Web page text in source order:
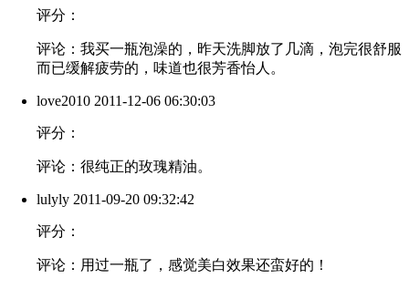
评分：
评论：我买一瓶泡澡的，昨天洗脚放了几滴，泡完很舒服
而已缓解疲劳的，味道也很芳香怡人。
love2010 2011-12-06 06:30:03
评分：
评论：很纯正的玫瑰精油。
lulyly 2011-09-20 09:32:42
评分：
评论：用过一瓶了，感觉美白效果还蛮好的！